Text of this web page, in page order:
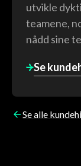
utvikle
teamene,
nådd sine
Se
Se alle